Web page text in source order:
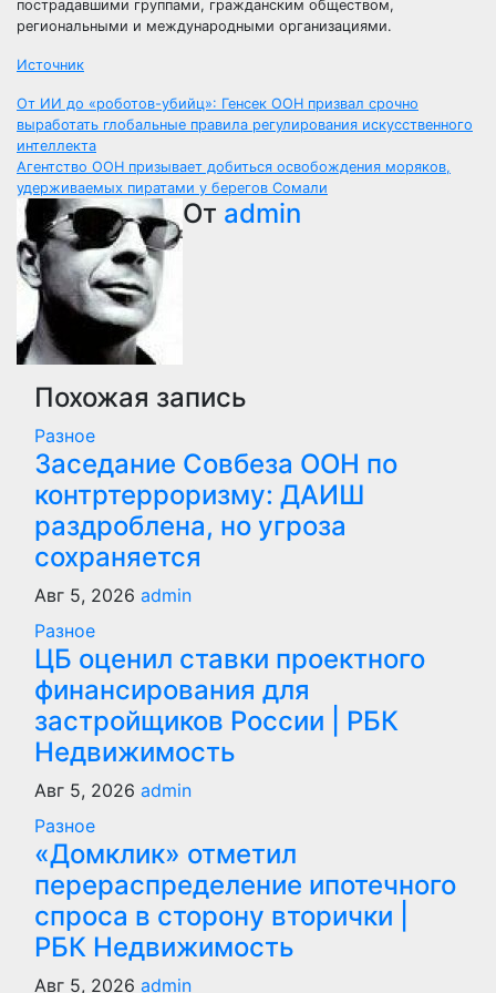
пострадавшими группами, гражданским обществом,
региональными и международными организациями.
Источник
Навигация
по
записям
От ИИ до «роботов-убийц»: Генсек ООН призвал срочно
выработать глобальные правила регулирования искусственного
интеллекта
Агентство ООН призывает добиться освобождения моряков,
удерживаемых пиратами у берегов Сомали
От admin
Похожая запись
Разное
Заседание Совбеза ООН по
контртерроризму: ДАИШ
раздроблена, но угроза
сохраняется
Авг 5, 2026 admin
Разное
ЦБ оценил ставки проектного
финансирования для
застройщиков России | РБК
Недвижимость
Авг 5, 2026 admin
Разное
«Домклик» отметил
перераспределение ипотечного
спроса в сторону вторички |
РБК Недвижимость
Авг 5, 2026 admin